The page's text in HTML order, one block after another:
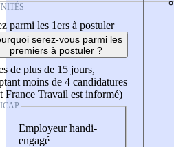
parmi les 1ers à postuler
serez-vous parmi les
premiers à postuler ?
de plus de 15 jours,
moins de 4 candidatures
France Travail est informé)
Employeur handi-
engagé